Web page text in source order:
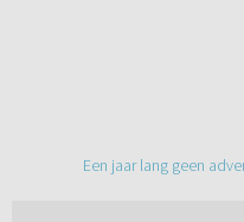
Een jaar lang geen